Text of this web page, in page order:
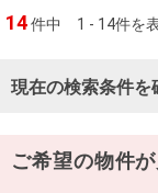
14件中 1 - 14件を
現在の検索条件を
ご希望の物件